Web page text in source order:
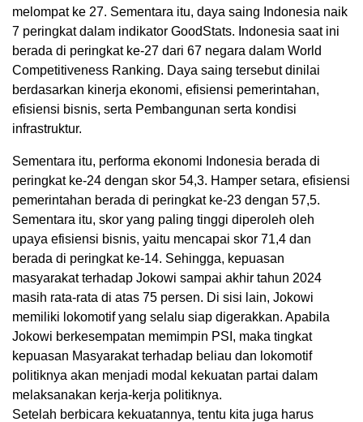
melompat ke 27. Sementara itu, daya saing Indonesia naik
7 peringkat dalam indikator GoodStats. Indonesia saat ini
berada di peringkat ke-27 dari 67 negara dalam World
Competitiveness Ranking. Daya saing tersebut dinilai
berdasarkan kinerja ekonomi, efisiensi pemerintahan,
efisiensi bisnis, serta Pembangunan serta kondisi
infrastruktur.
Sementara itu, performa ekonomi Indonesia berada di
peringkat ke-24 dengan skor 54,3. Hamper setara, efisiensi
pemerintahan berada di peringkat ke-23 dengan 57,5.
Sementara itu, skor yang paling tinggi diperoleh oleh
upaya efisiensi bisnis, yaitu mencapai skor 71,4 dan
berada di peringkat ke-14. Sehingga, kepuasan
masyarakat terhadap Jokowi sampai akhir tahun 2024
masih rata-rata di atas 75 persen. Di sisi lain, Jokowi
memiliki lokomotif yang selalu siap digerakkan. Apabila
Jokowi berkesempatan memimpin PSI, maka tingkat
kepuasan Masyarakat terhadap beliau dan lokomotif
politiknya akan menjadi modal kekuatan partai dalam
melaksanakan kerja-kerja politiknya.
Setelah berbicara kekuatannya, tentu kita juga harus